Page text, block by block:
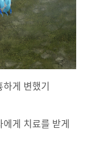
게 변했기
게 치료를 받게